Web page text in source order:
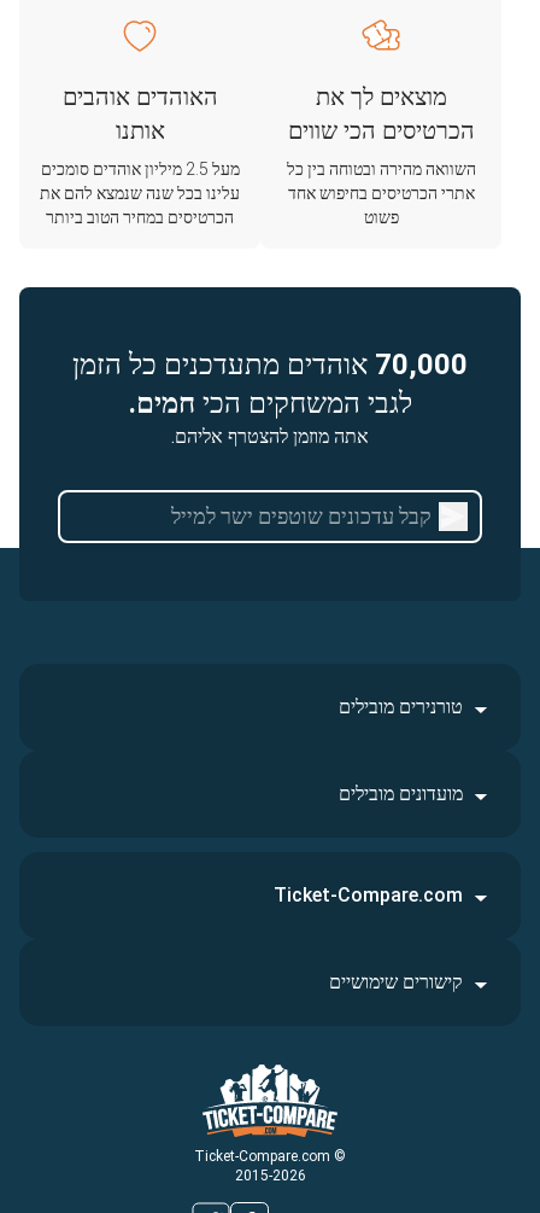
מוצאים לך את
הכרטיסים הכי שווים
השוואה מהירה ובטוחה בין כל
אתרי הכרטיסים בחיפוש אחד
פשוט
האוהדים אוהבים
אותנו
מעל 2.5 מיליון אוהדים סומכים
עלינו בכל שנה שנמצא להם את
הכרטיסים במחיר הטוב ביותר
70,000 אוהדים מתעדכנים כל הזמן
לגבי המשחקים הכי חמים.
אתה מוזמן להצטרף אליהם.
טורנירים מובילים
מועדונים מובילים
© Ticket-Compare.com
2015-2026
Ticket-Compare.com
קישורים שימושיים